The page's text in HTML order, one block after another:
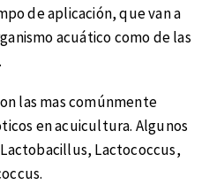
de aplicación, que van a
acuático como de las
las mas comúnmente
en acuicultura. Algunos
Lactococcus,